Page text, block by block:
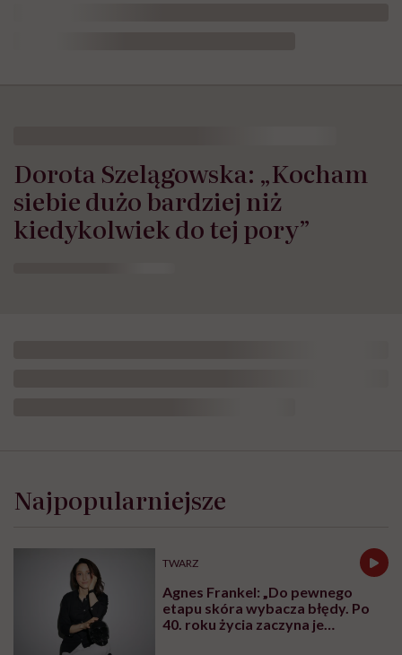
Dorota Szelągowska: „Kocham
siebie dużo bardziej niż
kiedykolwiek do tej pory”
Najpopularniejsze
TWARZ
Agnes Frankel: „Do pewnego
etapu skóra wybacza błędy. Po
40. roku życia zaczyna je